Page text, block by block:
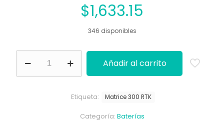
$1,633.15
346 disponibles
WB37
cantidad
Añadir al carrito
Categoría: Baterías
Etiqueta: Matrice 300 RTK